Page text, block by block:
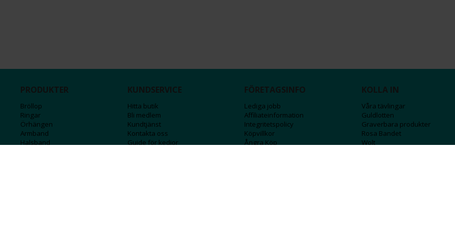
PRODUKTER
Bröllop
Ringar
Örhängen
Armband
Halsband
KUNDSERVICE
Hitta butik
Bli medlem
Kundtjänst
Kontakta oss
Guide för kedjor
FÖRETAGSINFO
Lediga jobb
Affiliateinformation
Integritetspolicy
Köpvillkor
Ångra Köp
KOLLA IN
Våra tävlingar
Guldlotten
Graverbara produkter
Rosa Bandet
Wolt